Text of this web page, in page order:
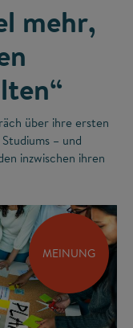
mehr,
über ihre ersten
– und
inzwischen ihren
MEINUNG